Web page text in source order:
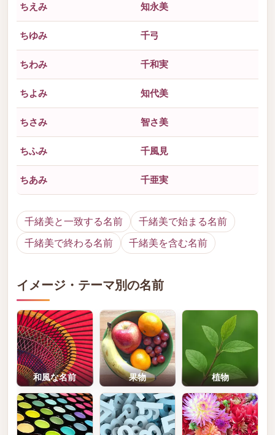
ちえみ 知永美
ちゆみ 千弓
ちわみ 千和実
ちよみ 知代美
ちさみ 智さ美
ちふみ 千風見
ちあみ 千亜実
千緒美と一致する名前
千緒美で始まる名前
千緒美で終わる名前
千緒美を含む名前
イメージ・テーマ別の名前
和風な名前 果物 植物